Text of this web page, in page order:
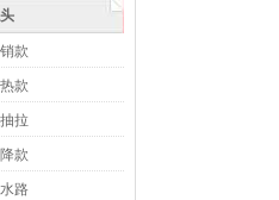
款
款
拉
款
路